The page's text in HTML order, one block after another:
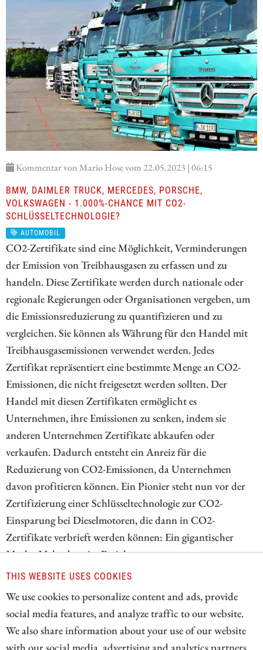
THIS WEBSITE USES COOKIES
We use cookies to personalize content and ads, provide
social media features, and analyze traffic to our website.
We also share information about your use of our website
with our social media, advertising and analytics partners.
Kommentar von Mario Hose vom 22.05.2023 | 06:15
BMW, DAIMLER TRUCK, MERCEDES, PORSCHE,
VOLKSWAGEN - 1.000%-CHANCE MIT CO2-
SCHLÜSSELTECHNOLOGIE?
AUTOMOBIL
CO2-Zertifikate sind eine Möglichkeit, Verminderungen
der Emission von Treibhausgasen zu erfassen und zu
handeln. Diese Zertifikate werden durch nationale oder
regionale Regierungen oder Organisationen vergeben, um
die Emissionsreduzierung zu quantifizieren und zu
vergleichen. Sie können als Währung für den Handel mit
Treibhausgasemissionen verwendet werden. Jedes
Zertifikat repräsentiert eine bestimmte Menge an CO2-
Emissionen, die nicht freigesetzt werden sollten. Der
Handel mit diesen Zertifikaten ermöglicht es
Unternehmen, ihre Emissionen zu senken, indem sie
anderen Unternehmen Zertifikate abkaufen oder
verkaufen. Dadurch entsteht ein Anreiz für die
Reduzierung von CO2-Emissionen, da Unternehmen
davon profitieren können. Ein Pionier steht nun vor der
Zertifizierung einer Schlüsseltechnologie zur CO2-
Einsparung bei Dieselmotoren, die dann in CO2-
Zertifikate verbrieft werden können: Ein gigantischer
Markt. Mehr dazu im Bericht.